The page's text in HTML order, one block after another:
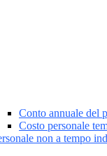
Conto annuale del
Costo personale
non a tempo